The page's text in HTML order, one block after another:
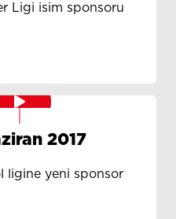
Ligi isim sponsoru
2017
ligine yeni sponsor